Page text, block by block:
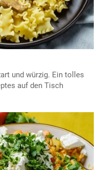
und würzig. Ein tolles
auf den Tisch